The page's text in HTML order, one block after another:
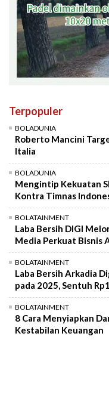
Terpopuler
BOLADUNIA
Roberto Mancini
Italia
BOLADUNIA
Mengintip Kekuatan
Kontra Timnas
BOLATAINMENT
Laba Bersih DIGI
Media Perkuat Bisnis
BOLATAINMENT
Laba Bersih Arkadia
pada 2025, Sentuh
BOLATAINMENT
8 Cara Menyiapkan
Kestabilan Keuangan